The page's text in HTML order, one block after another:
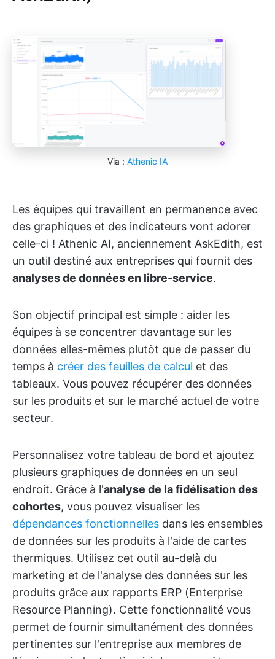
Via : Athenic IA
Les équipes qui travaillent en permanence avec
des graphiques et des indicateurs vont adorer
celle-ci ! Athenic AI, anciennement AskEdith, est
un outil destiné aux entreprises qui fournit des
analyses de données en libre-service.
Son objectif principal est simple : aider les
équipes à se concentrer davantage sur les
données elles-mêmes plutôt que de passer du
temps à créer des feuilles de calcul et des
tableaux. Vous pouvez récupérer des données
sur les produits et sur le marché actuel de votre
secteur.
Personnalisez votre tableau de bord et ajoutez
plusieurs graphiques de données en un seul
endroit. Grâce à l'analyse de la fidélisation des
cohortes, vous pouvez visualiser les
dépendances fonctionnelles dans les ensembles
de données sur les produits à l'aide de cartes
thermiques. Utilisez cet outil au-delà du
marketing et de l'analyse des données sur les
produits grâce aux rapports ERP (Enterprise
Resource Planning). Cette fonctionnalité vous
permet de fournir simultanément des données
pertinentes sur l'entreprise aux membres de